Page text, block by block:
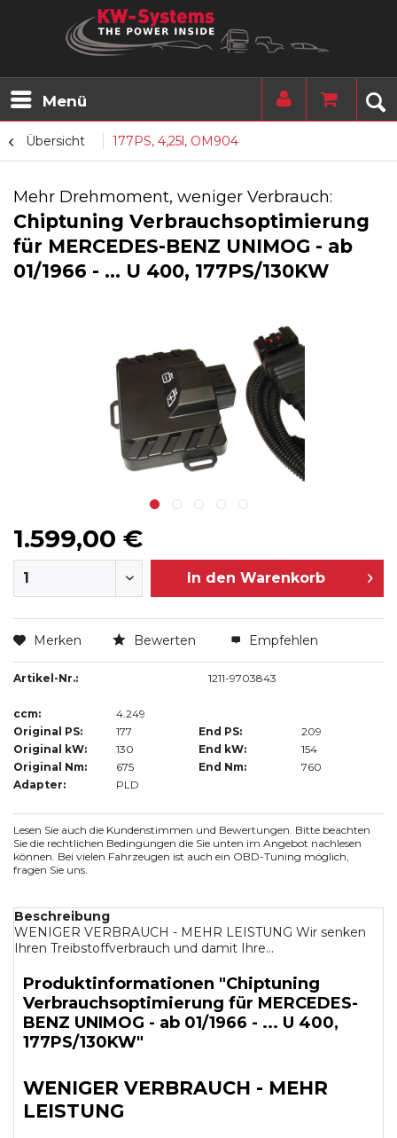
Menü
Übersicht 177PS, 4,25l, OM904
Mehr Drehmoment, weniger Verbrauch:
Chiptuning Verbrauchsoptimierung
für MERCEDES-BENZ UNIMOG - ab
01/1966 - ... U 400, 177PS/130KW
1.599,00 €
In den Warenkorb
Merken Bewerten Empfehlen
Artikel-Nr.: 1211-9703843
ccm:
4.249
Original PS:
177 End PS:
209
Original kW:
130 End kW:
154
Original Nm:
675 End Nm:
760
Adapter:
PLD
Lesen Sie auch die Kundenstimmen und Bewertungen. Bitte beachten
Sie die rechtlichen Bedingungen die Sie unten im Angebot nachlesen
können. Bei vielen Fahrzeugen ist auch ein OBD-Tuning möglich,
fragen Sie uns.
Beschreibung
WENIGER VERBRAUCH - MEHR LEISTUNG Wir senken
Ihren Treibstoffverbrauch und damit Ihre...
Produktinformationen "Chiptuning
Verbrauchsoptimierung für MERCEDES-
BENZ UNIMOG - ab 01/1966 - ... U 400,
177PS/130KW"
WENIGER VERBRAUCH - MEHR
LEISTUNG